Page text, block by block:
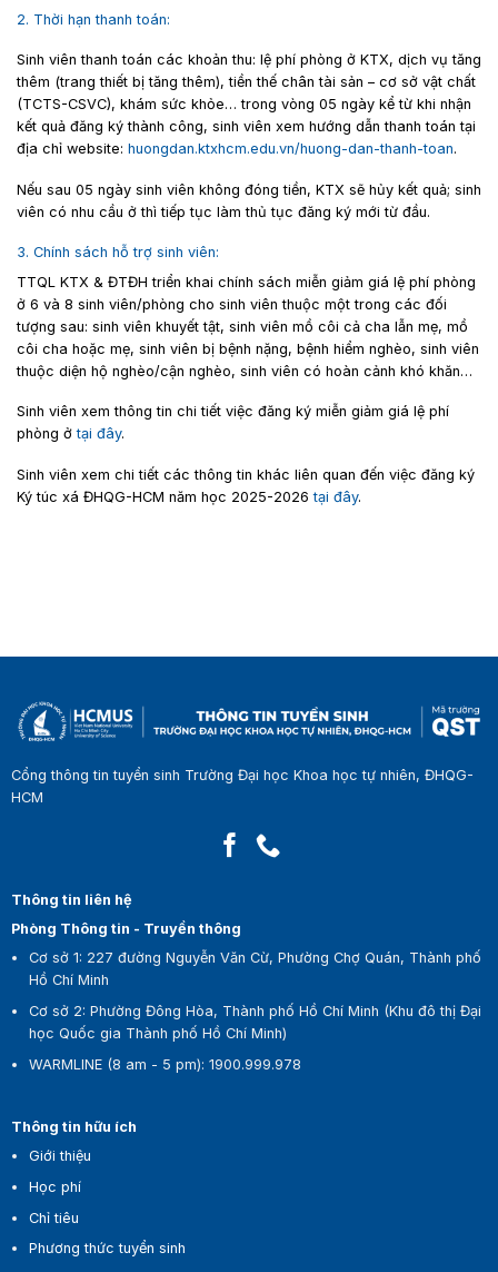
2. Thời hạn thanh toán:
Sinh viên thanh toán các khoản thu: lệ phí phòng ở KTX, dịch vụ tăng
thêm (trang thiết bị tăng thêm), tiền thế chân tài sản – cơ sở vật chất
(TCTS-CSVC), khám sức khỏe… trong vòng 05 ngày kể từ khi nhận
kết quả đăng ký thành công, sinh viên xem hướng dẫn thanh toán tại
địa chỉ website: huongdan.ktxhcm.edu.vn/huong-dan-thanh-toan.
Nếu sau 05 ngày sinh viên không đóng tiền, KTX sẽ hủy kết quả; sinh
viên có nhu cầu ở thì tiếp tục làm thủ tục đăng ký mới từ đầu.
3. Chính sách hỗ trợ sinh viên:
TTQL KTX & ĐTĐH triển khai chính sách miễn giảm giá lệ phí phòng
ở 6 và 8 sinh viên/phòng cho sinh viên thuộc một trong các đối
tượng sau: sinh viên khuyết tật, sinh viên mồ côi cả cha lẫn mẹ, mồ
côi cha hoặc mẹ, sinh viên bị bệnh nặng, bệnh hiểm nghèo, sinh viên
thuộc diện hộ nghèo/cận nghèo, sinh viên có hoàn cảnh khó khăn…
Sinh viên xem thông tin chi tiết việc đăng ký miễn giảm giá lệ phí
phòng ởtại đây.
Sinh viên xem chi tiết các thông tin khác liên quan đến việc đăng ký
Ký túc xá ĐHQG-HCM năm học 2025-2026tại đây.
Cổng thông tin tuyển sinh Trường Đại học Khoa học tự nhiên, ĐHQG-
HCM
Thông tin liên hệ
Phòng Thông tin - Truyền thông
Cơ sở 1: 227 đường Nguyễn Văn Cừ, Phường Chợ Quán, Thành phố
Hồ Chí Minh
Cơ sở 2: Phường Đông Hòa, Thành phố Hồ Chí Minh (Khu đô thị Đại
học Quốc gia Thành phố Hồ Chí Minh)
WARMLINE (8 am - 5 pm):1900.999.978
Thông tin hữu ích
Giới thiệu
Học phí
Chỉ tiêu
Phương thức tuyển sinh